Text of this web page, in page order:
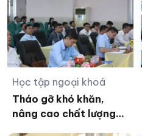
Học tập ngoại khoá
Tháo gỡ khó khăn,
nâng cao chất lượng